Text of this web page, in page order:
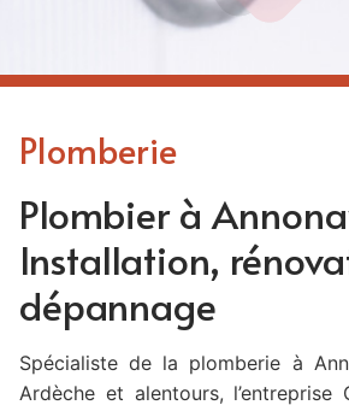
Plomberie
Plombier à
Installation,
dépannage
Spécialiste de la plomberie à
Ardèche et alentours, l’entreprise